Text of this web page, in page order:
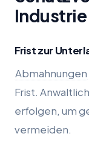
Industrie
Frist zur
Abmahnungen
Frist.
erfolgen, um
vermeiden.